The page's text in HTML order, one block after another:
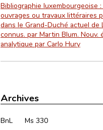
Bibliographie luxembourgeoise
ouvrages ou travaux littéraires
dans le Grand-Duché actuel de
connus. par Martin Blum.
analytique par Carlo Hury
Archives
BnL Ms 330